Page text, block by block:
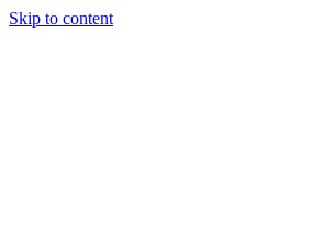
Skip to content